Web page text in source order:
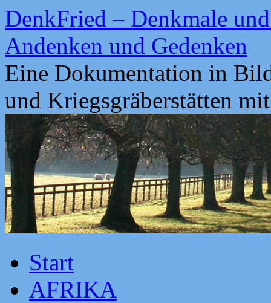
Zum
Inhalt
springen
DenkFried – Denkmale
Andenken und Gedenken
Eine Dokumentation in
und Kriegsgräberstätten
Start
AFRIKA